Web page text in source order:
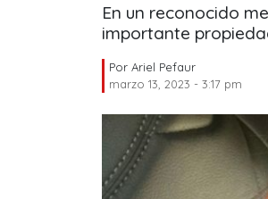
En un reconocido
importante
Por Ariel Pefaur
marzo 13, 2023 - 3:17 pm